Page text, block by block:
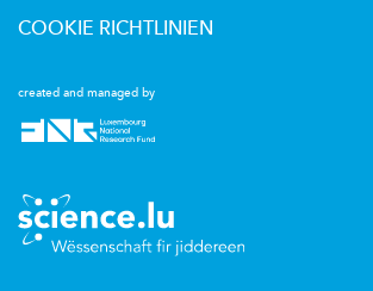
created and managed by
COOKIE RICHTLINIEN